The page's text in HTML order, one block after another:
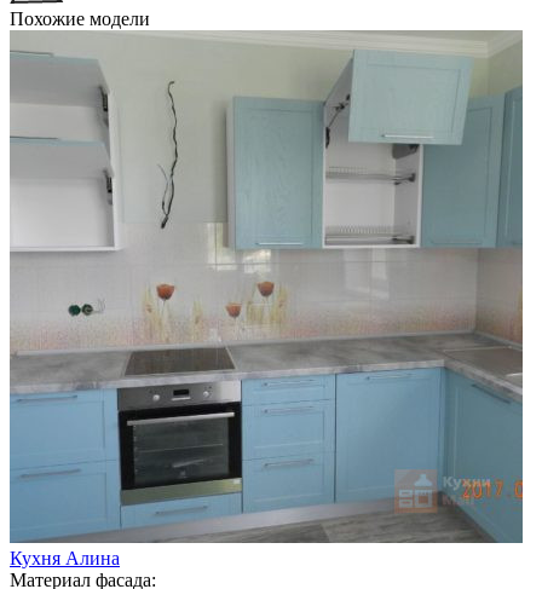
Похожие модели
Кухня Алина
Материал фасада: